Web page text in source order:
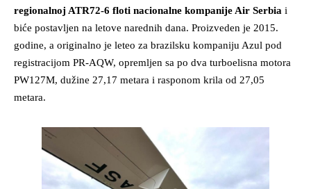
regionalnoj ATR72-6 floti nacionalne kompanije Air Serbia i
biće postavljen na letove narednih dana. Proizveden je 2015.
godine, a originalno je leteo za brazilsku kompaniju Azul pod
registracijom PR-AQW, opremljen sa po dva turboelisna motora
PW127M, dužine 27,17 metara i rasponom krila od 27,05
metara.